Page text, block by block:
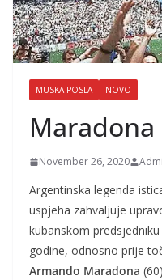
MUSKA POSLA NOVO
Maradona
November 26, 2020
Argentinska legenda
uspjeha zahvaljuje
kubanskom
godine, odnosno prije
Armando Maradona